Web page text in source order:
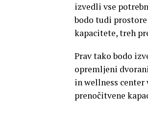
izvedli vse
bodo tudi
kapacitete, treh
Prav tako bodo
opremljeni
in wellness center
prenočitvene